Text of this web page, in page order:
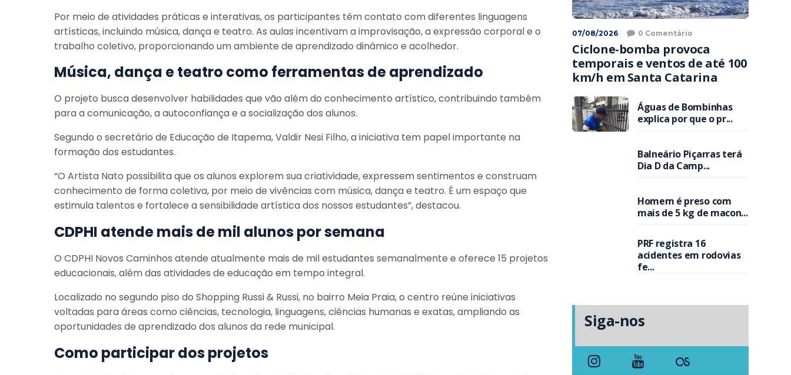
Por meio de atividades práticas e interativas, os participantes têm contato com diferentes linguagens
artísticas, incluindo música, dança e teatro. As aulas incentivam a improvisação, a expressão corporal e o
trabalho coletivo, proporcionando um ambiente de aprendizado dinâmico e acolhedor.
Música, dança e teatro como ferramentas de aprendizado
O projeto busca desenvolver habilidades que vão além do conhecimento artístico, contribuindo também
para a comunicação, a autoconfiança e a socialização dos alunos.
Segundo o secretário de Educação de Itapema, Valdir Nesi Filho, a iniciativa tem papel importante na
formação dos estudantes.
“O Artista Nato possibilita que os alunos explorem sua criatividade, expressem sentimentos e construam
conhecimento de forma coletiva, por meio de vivências com música, dança e teatro. É um espaço que
estimula talentos e fortalece a sensibilidade artística dos nossos estudantes”, destacou.
CDPHI atende mais de mil alunos por semana
O CDPHI Novos Caminhos atende atualmente mais de mil estudantes semanalmente e oferece 15 projetos
educacionais, além das atividades de educação em tempo integral.
Localizado no segundo piso do Shopping Russi & Russi, no bairro Meia Praia, o centro reúne iniciativas
voltadas para áreas como ciências, tecnologia, linguagens, ciências humanas e exatas, ampliando as
oportunidades de aprendizado dos alunos da rede municipal.
Como participar dos projetos
07/08/2026 0 Comentário
Ciclone-bomba provoca
temporais e ventos de até 100
km/h em Santa Catarina
Águas de Bombinhas
explica por que o pr...
Balneário Piçarras terá
Dia D da Camp...
Homem é preso com
mais de 5 kg de macon...
PRF registra 16
acidentes em rodovias
fe...
Siga-nos